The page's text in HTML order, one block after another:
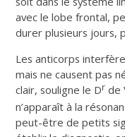
avec le lobe frontal,
durer plusieurs jours,
Les anticorps
mais ne causent pas
clair, souligne le Dr de
n’apparaît à la
peut-être de petits